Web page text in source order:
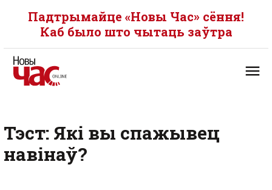
Падтрымайце «Новы Час» сёння!
Каб было што чытаць заўтра
Тэст: Які вы спажывец
навінаў?